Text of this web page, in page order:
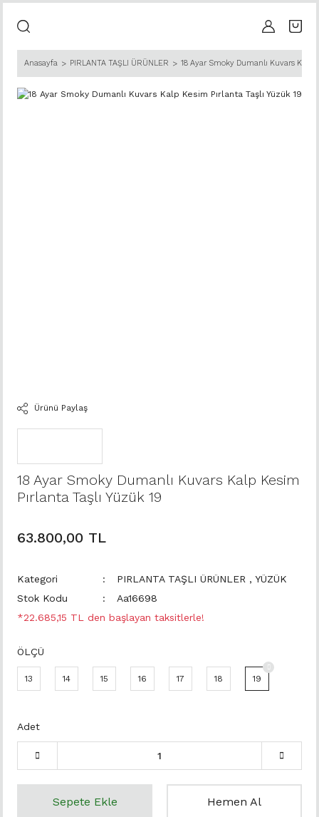
Anasayfa PIRLANTA TAŞLI ÜRÜNLER 18 Ayar Smoky Dumanlı Kuvars Kalp
Ürünü Paylaş
18 Ayar Smoky Dumanlı Kuvars Kalp Kesim
Pırlanta Taşlı Yüzük 19
63.800,00 TL
Kategori PIRLANTA TAŞLI ÜRÜNLER , YÜZÜK
Stok Kodu
Aa16698
*22.685,15 TL den başlayan taksitlerle!
ÖLÇÜ
13 14 15 16 17 18 19
Adet
Sepete Ekle Hemen Al